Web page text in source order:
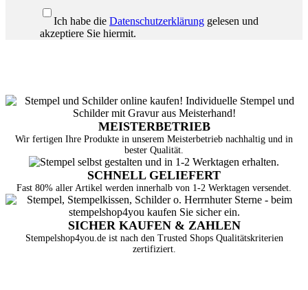
Ich habe die Datenschutzerklärung gelesen und
akzeptiere Sie hiermit.
MEISTERBETRIEB
Wir fertigen Ihre Produkte in unserem Meisterbetrieb nachhaltig und in
bester Qualität.
SCHNELL GELIEFERT
Fast 80% aller Artikel werden innerhalb von 1-2 Werktagen versendet.
SICHER KAUFEN & ZAHLEN
Stempelshop4you.de ist nach den Trusted Shops Qualitätskriterien
zertifiziert.